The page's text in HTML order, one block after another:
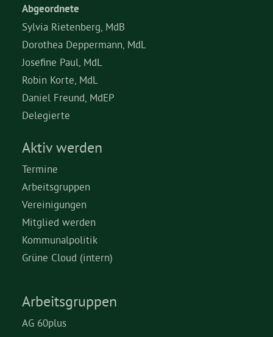
Abgeordnete
Sylvia Rietenberg, MdB
Dorothea Deppermann, MdL
Josefine Paul, MdL
Robin Korte, MdL
Daniel Freund, MdEP
Delegierte
Aktiv werden
Termine
Arbeitsgruppen
Vereinigungen
Mitglied werden
Kommunalpolitik
Grüne Cloud (intern)
Arbeitsgruppen
AG 60plus